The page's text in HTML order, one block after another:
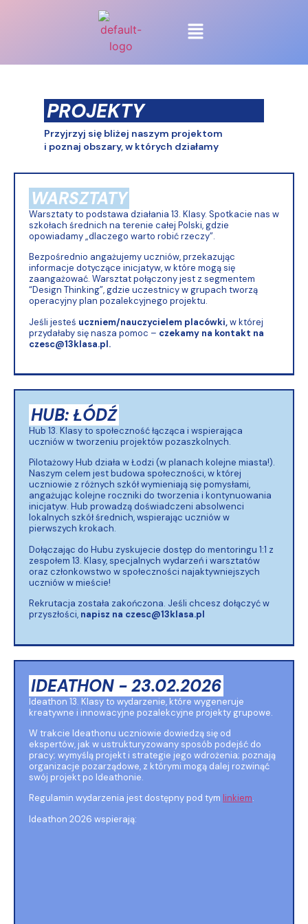
PROJEKTY
Przyjrzyj się bliżej naszym projektom
i poznaj obszary, w których działamy
WARSZTATY
Warsztaty to podstawa działania 13. Klasy. Spotkacie nas w
szkołach średnich na terenie całej Polski, gdzie
opowiadamy „dlaczego warto robić rzeczy”.
Bezpośrednio angażujemy uczniów, przekazując
informacje dotyczące inicjatyw, w które mogą się
zaangażować. Warsztat połączony jest z segmentem
“Design Thinking”, gdzie uczestnicy w grupach tworzą
operacyjny plan pozalekcyjnego projektu.
Jeśli jesteś uczniem/nauczycielem placówki,w której
przydałaby się nasza pomoc – czekamy na kontakt na
czesc@13klasa.pl.
HUB: ŁÓDŹ
Hub 13. Klasy to społeczność łącząca i wspierająca
uczniów w tworzeniu projektów pozaszkolnych.
Pilotażowy Hub działa w Łodzi (w planach kolejne miasta!).
Naszym celem jest budowa społeczności, w której
uczniowie z różnych szkół wymieniają się pomysłami,
angażując kolejne roczniki do tworzenia i kontynuowania
inicjatyw. Hub prowadzą doświadczeni absolwenci
lokalnych szkół średnich, wspierając uczniów w
pierwszych krokach.
Dołączając do Hubu zyskujecie dostęp do mentoringu 1:1 z
zespołem 13. Klasy, specjalnych wydarzeń i warsztatów
oraz członkowstwo w społeczności najaktywniejszych
uczniów w mieście!
Rekrutacja została zakończona. Jeśli chcesz dołączyć w
przyszłości, napisz na czesc@13klasa.pl
IDEATHON - 23.02.2026
Ideathon 13. Klasy to wydarzenie, które wygeneruje
kreatywne i innowacyjne pozalekcyjne projekty grupowe.
W trakcie Ideathonu uczniowie dowiedzą się od
ekspertów, jak w ustrukturyzowany sposób podejść do
pracy; wymyślą projekt i strategie jego wdrożenia; poznają
organizacje pozarządowe, z którymi mogą dalej rozwinąć
swój projekt po Ideathonie.
Regulamin wydarzenia jest dostępny pod tym linkiem.
Ideathon 2026 wspierają: